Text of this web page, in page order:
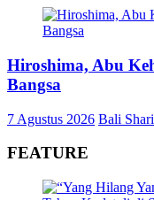
Hiroshima, Abu
Bangsa
7 Agustus 2026 Bali
FEATURE